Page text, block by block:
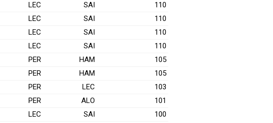
LEC SAI
110
LEC SAI
110
LEC SAI
110
LEC SAI
110
PER HAM
105
PER HAM
105
PER LEC
103
PER ALO
101
LEC SAI
100